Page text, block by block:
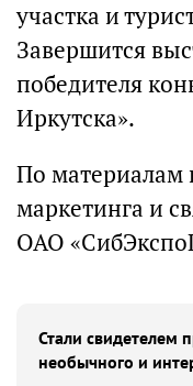
участка и
Завершится
победителя
Иркутска».
По материалам
маркетинга и
ОАО
Стали свидетелем
необычного и